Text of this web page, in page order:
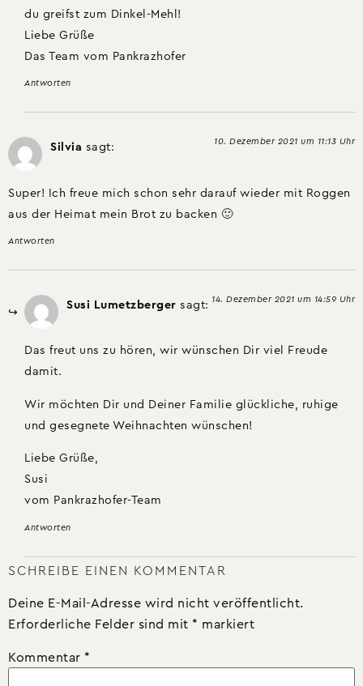
du greifst zum Dinkel-Mehl!
Liebe Grüße
Das Team vom Pankrazhofer
Antworten
Silvia sagt: 10. Dezember 2021 um 11:13 Uhr
Super! Ich freue mich schon sehr darauf wieder mit Roggen
aus der Heimat mein Brot zu backen 🙂
Antworten
Susi Lumetzberger sagt: 14. Dezember 2021 um 14:59 Uhr
Das freut uns zu hören, wir wünschen Dir viel Freude
damit.
​Wir möchten Dir und Deiner Familie glückliche, ruhige
und gesegnete Weihnachten wünschen!
Liebe Grüße,
Susi
vom Pankrazhofer-Team
Antworten
SCHREIBE EINEN KOMMENTAR
Deine E-Mail-Adresse wird nicht veröffentlicht.
Erforderliche Felder sind mit * markiert
Kommentar *